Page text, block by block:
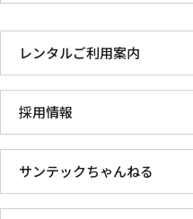
レンタルご利用案内
採用情報
サンテックちゃんねる